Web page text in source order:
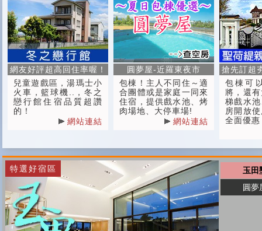
網友好評超高回住率喔！
兒童遊戲區，湯瑪士小
火車，籃球機..，冬之
戀行館住宿品質超讚
的！
網站連結
圓夢屋-近羅東夜市
包棟！主人不同住～適
合團體或是家庭一同來
住宿，提供戲水池、烤
肉場地、大停車場!
網站連結
搶先訂超
包棟可
將，還
梯戲水
房開放
全面優惠
特選好宿區